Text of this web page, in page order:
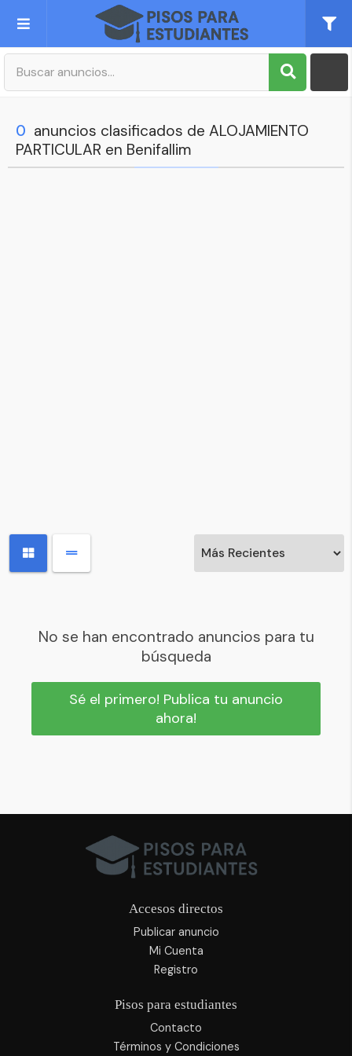
Publica tu Anuncio
Mi cuenta
0 anuncios clasificados de ALOJAMIENTO
PARTICULAR en Benifallim
No se han encontrado anuncios para tu
búsqueda
Sé el primero! Publica tu anuncio
ahora!
Accesos directos
Publicar anuncio
Mi Cuenta
Registro
Pisos para estudiantes
Contacto
Términos y Condiciones